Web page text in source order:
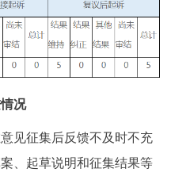
况
见征集后反馈不及时不充
、起草说明和征集结果等